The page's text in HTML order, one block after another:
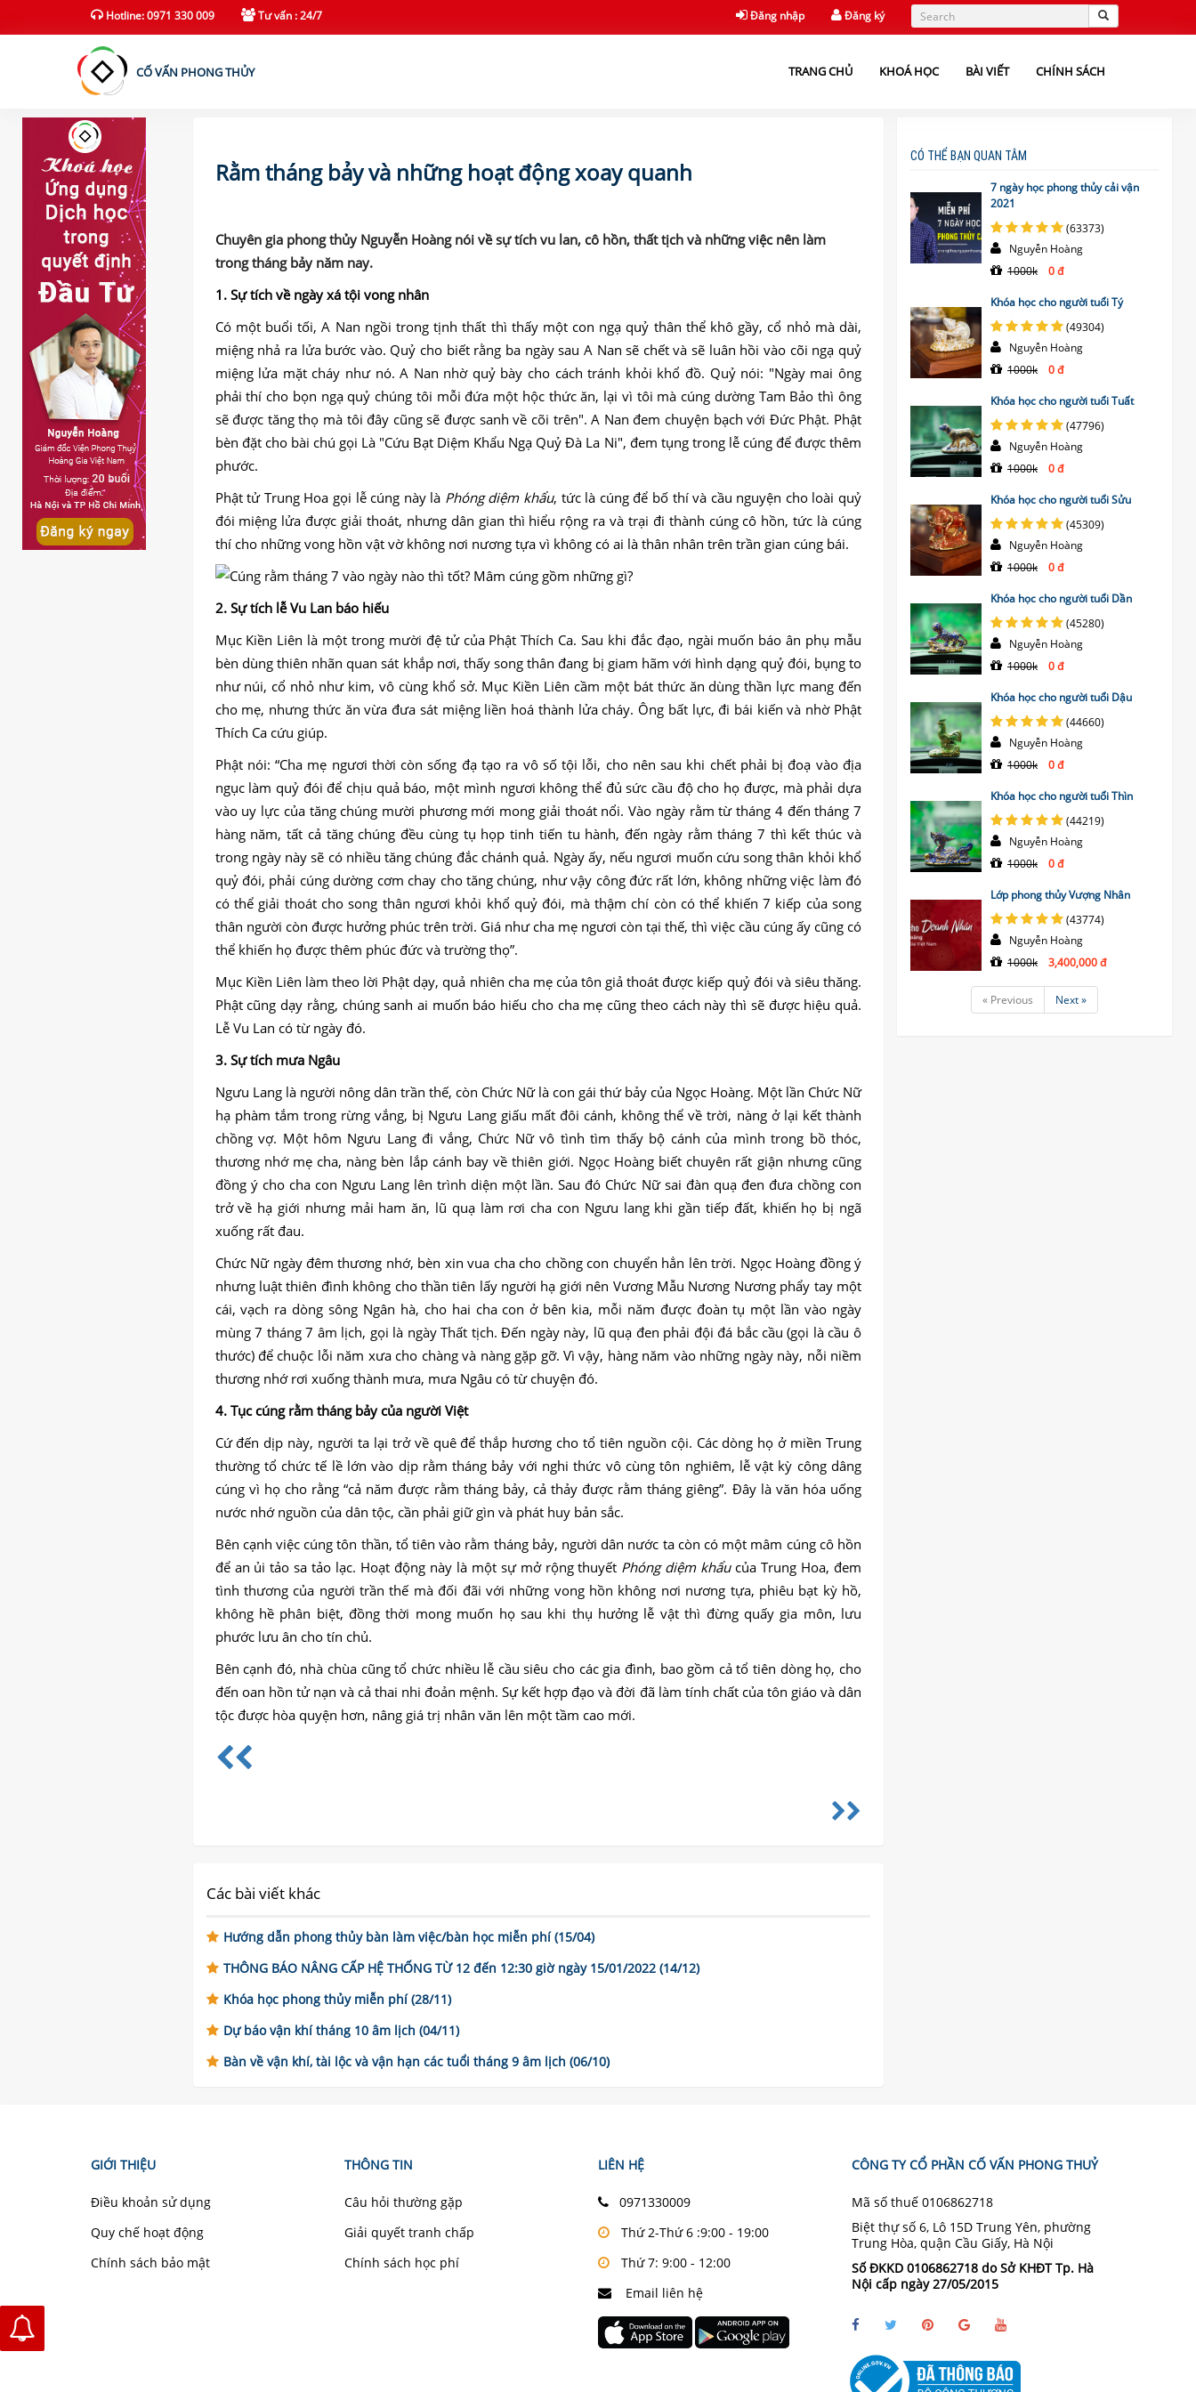
Hotline: 0971 330 009(current)Tư vấn : 24/7 Đăng nhập Đăng ký
CỐ VẤN PHONG THỦY TRANG CHỦ KHOÁ HỌC BÀI VIẾT CHÍNH SÁCH
Rằm tháng bảy và những hoạt động xoay quanh
Chuyên gia phong thủy Nguyễn Hoàng nói về sự tích vu lan, cô hồn, thất tịch và những việc nên làm
trong tháng bảy năm nay.
1. Sự tích về ngày xá tội vong nhân
Có một buổi tối, A Nan ngồi trong tịnh thất thì thấy một con ngạ quỷ thân thể khô gầy, cổ nhỏ mà dài,
miệng nhả ra lửa bước vào. Quỷ cho biết rằng ba ngày sau A Nan sẽ chết và sẽ luân hồi vào cõi ngạ quỷ
miệng lửa mặt cháy như nó. A Nan nhờ quỷ bày cho cách tránh khỏi khổ đồ. Quỷ nói: "Ngày mai ông
phải thí cho bọn ngạ quỷ chúng tôi mỗi đứa một hộc thức ăn, lại vì tôi mà cúng dường Tam Bảo thì ông
sẽ được tăng thọ mà tôi đây cũng sẽ được sanh về cõi trên". A Nan đem chuyện bạch với Ðức Phật. Phật
bèn đặt cho bài chú gọi Là "Cứu Bạt Diệm Khẩu Ngạ Quỷ Ðà La Ni", đem tụng trong lễ cúng để được thêm
phước.
Phật tử Trung Hoa gọi lễ cúng này là Phóng diệm khẩu, tức là cúng để bố thí và cầu nguyện cho loài quỷ
đói miệng lửa được giải thoát, nhưng dân gian thì hiểu rộng ra và trại đi thành cúng cô hồn, tức là cúng
thí cho những vong hồn vật vờ không nơi nương tựa vì không có ai là thân nhân trên trần gian cúng bái.
2. Sự tích lễ Vu Lan báo hiếu
Mục Kiền Liên là một trong mười đệ tử của Phật Thích Ca. Sau khi đắc đạo, ngài muốn báo ân phụ mẫu
bèn dùng thiên nhãn quan sát khắp nơi, thấy song thân đang bị giam hãm với hình dạng quỷ đói, bụng to
như núi, cổ nhỏ như kim, vô cùng khổ sở. Mục Kiền Liên cầm một bát thức ăn dùng thần lực mang đến
cho mẹ, nhưng thức ăn vừa đưa sát miệng liền hoá thành lửa cháy. Ông bất lực, đi bái kiến và nhờ Phật
Thích Ca cứu giúp.
Phật nói: “Cha mẹ ngươi thời còn sống đạ tạo ra vô số tội lỗi, cho nên sau khi chết phải bị đoạ vào địa
ngục làm quỷ đói để chịu quả báo, một mình ngươi không thể đủ sức cầu độ cho họ được, mà phải dựa
vào uy lực của tăng chúng mười phương mới mong giải thoát nổi. Vào ngày rằm từ tháng 4 đến tháng 7
hàng năm, tất cả tăng chúng đều cùng tụ họp tinh tiến tu hành, đến ngày rằm tháng 7 thì kết thúc và
trong ngày này sẽ có nhiều tăng chúng đắc chánh quả. Ngày ấy, nếu ngươi muốn cứu song thân khỏi khổ
quỷ đói, phải cúng dường cơm chay cho tăng chúng, như vậy công đức rất lớn, không những việc làm đó
có thể giải thoát cho song thân ngươi khỏi khổ quỷ đói, mà thậm chí còn có thể khiến 7 kiếp của song
thân người còn được hưởng phúc trên trời. Giá như cha mẹ ngươi còn tại thế, thì việc cầu cúng ấy cũng có
thể khiến họ được thêm phúc đức và trường thọ”.
Mục Kiền Liên làm theo lời Phật dạy, quả nhiên cha mẹ của tôn giả thoát được kiếp quỷ đói và siêu thăng.
Phật cũng dạy rằng, chúng sanh ai muốn báo hiếu cho cha mẹ cũng theo cách này thì sẽ được hiệu quả.
Lễ Vu Lan có từ ngày đó.
3. Sự tích mưa Ngâu
Ngưu Lang là người nông dân trần thế, còn Chức Nữ là con gái thứ bảy của Ngọc Hoàng. Một lần Chức Nữ
hạ phàm tắm trong rừng vắng, bị Ngưu Lang giấu mất đôi cánh, không thể về trời, nàng ở lại kết thành
chồng vợ. Một hôm Ngưu Lang đi vắng, Chức Nữ vô tình tìm thấy bộ cánh của mình trong bồ thóc,
thương nhớ mẹ cha, nàng bèn lắp cánh bay về thiên giới. Ngọc Hoàng biết chuyên rất giận nhưng cũng
đồng ý cho cha con Ngưu Lang lên trình diện một lần. Sau đó Chức Nữ sai đàn quạ đen đưa chồng con
trở về hạ giới nhưng mải ham ăn, lũ quạ làm rơi cha con Ngưu lang khi gần tiếp đất, khiến họ bị ngã
xuống rất đau.
Chức Nữ ngày đêm thương nhớ, bèn xin vua cha cho chồng con chuyển hẳn lên trời. Ngọc Hoàng đồng ý
nhưng luật thiên đình không cho thần tiên lấy người hạ giới nên Vương Mẫu Nương Nương phẩy tay một
cái, vạch ra dòng sông Ngân hà, cho hai cha con ở bên kia, mỗi năm được đoàn tụ một lần vào ngày
mùng 7 tháng 7 âm lịch, gọi là ngày Thất tịch. Đến ngày này, lũ quạ đen phải đội đá bắc cầu (gọi là cầu ô
thước) để chuộc lỗi năm xưa cho chàng và nàng gặp gỡ. Vì vậy, hàng năm vào những ngày này, nỗi niềm
thương nhớ rơi xuống thành mưa, mưa Ngâu có từ chuyện đó.
4. Tục cúng rằm tháng bảy của người Việt
Cứ đến dịp này, người ta lại trở về quê để thắp hương cho tổ tiên nguồn cội. Các dòng họ ở miền Trung
thường tổ chức tế lề lớn vào dịp rằm tháng bảy với nghi thức vô cùng tôn nghiêm, lễ vật kỳ công dâng
cúng vì họ cho rằng “cả năm được rằm tháng bảy, cả thảy được rằm tháng giêng”. Đây là văn hóa uống
nước nhớ nguồn của dân tộc, cần phải giữ gìn và phát huy bản sắc.
Bên cạnh việc cúng tôn thần, tổ tiên vào rằm tháng bảy, người dân nước ta còn có một mâm cúng cô hồn
để an ủi tảo sa tảo lạc. Hoạt động này là một sự mở rộng thuyết Phóng diệm khẩucủa Trung Hoa, đem
tình thương của người trần thế mà đối đãi với những vong hồn không nơi nương tựa, phiêu bạt kỳ hồ,
không hề phân biệt, đồng thời mong muốn họ sau khi thụ hưởng lễ vật thì đừng quấy gia môn, lưu
phước lưu ân cho tín chủ.
Bên cạnh đó, nhà chùa cũng tổ chức nhiều lễ cầu siêu cho các gia đình, bao gồm cả tổ tiên dòng họ, cho
đến oan hồn tử nạn và cả thai nhi đoản mệnh. Sự kết hợp đạo và đời đã làm tính chất của tôn giáo và dân
tộc được hòa quyện hơn, nâng giá trị nhân văn lên một tầm cao mới.
Các bài viết khác
Hướng dẫn phong thủy bàn làm việc/bàn học miễn phí (15/04)
THÔNG BÁO NÂNG CẤP HỆ THỐNG TỪ 12 đến 12:30 giờ ngày 15/01/2022 (14/12)
Khóa học phong thủy miễn phí (28/11)
Dự báo vận khí tháng 10 âm lịch (04/11)
Bàn về vận khí, tài lộc và vận hạn các tuổi tháng 9 âm lịch (06/10)
CÓ THỂ BẠN QUAN TÂM
7 ngày học phong thủy cải vận
2021
(63373)
Nguyễn Hoàng
1000k
0 đ
Khóa học cho người tuổi Tý
(49304)
Nguyễn Hoàng
1000k
0 đ
Khóa học cho người tuổi Tuất
(47796)
Nguyễn Hoàng
1000k
0 đ
Khóa học cho người tuổi Sửu
(45309)
Nguyễn Hoàng
1000k
0 đ
Khóa học cho người tuổi Dần
(45280)
Nguyễn Hoàng
1000k
0 đ
Khóa học cho người tuổi Dậu
(44660)
Nguyễn Hoàng
1000k
0 đ
Khóa học cho người tuổi Thìn
(44219)
Nguyễn Hoàng
1000k
0 đ
Lớp phong thủy Vượng Nhân
(43774)
Nguyễn Hoàng
1000k
3,400,000 đ
« Previous Next »
GIỚI THIỆU
Điều khoản sử dụng
Quy chế hoạt động
Chính sách bảo mật
THÔNG TIN
Câu hỏi thường gặp
Giải quyết tranh chấp
Chính sách học phí
LIÊN HỆ
0971330009
Thứ 2-Thứ 6 :9:00 - 19:00
Thứ 7: 9:00 - 12:00
Email liên hệ
CÔNG TY CỔ PHẦN CỐ VẤN PHONG THUỶ
Mã số thuế 0106862718
Biệt thự số 6, Lô 15D Trung Yên, phường
Trung Hòa, quận Cầu Giấy, Hà Nội
Số ĐKKD 0106862718 do Sở KHĐT Tp. Hà
Nội cấp ngày 27/05/2015